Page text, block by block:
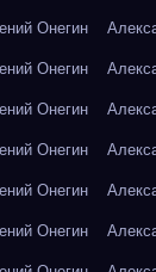
Онегин
Онегин
Онегин
Онегин
Онегин
Онегин